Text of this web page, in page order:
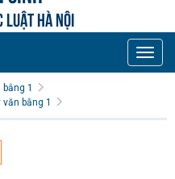
LUẬT HÀ NỘI
Toggle
1
bằng 1